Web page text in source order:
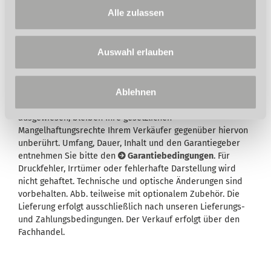
Alle zulassen
Auswahl erlauben
Ablehnen
Wird in der Artikelbeschreibung und/oder in der
ausgewiesen, bleiben Ihre gesetzlichen
Mangelhaftungsrechte Ihrem Verkäufer gegenüber hiervon
unberührt. Umfang, Dauer, Inhalt und den Garantiegeber
entnehmen Sie bitte den
Garantiebedingungen. Für
Druckfehler, Irrtümer oder fehlerhafte Darstellung wird
nicht gehaftet. Technische und optische Änderungen sind
vorbehalten. Abb. teilweise mit optionalem Zubehör. Die
Lieferung erfolgt ausschließlich nach unseren Lieferungs-
und Zahlungsbedingungen. Der Verkauf erfolgt über den
Fachhandel.